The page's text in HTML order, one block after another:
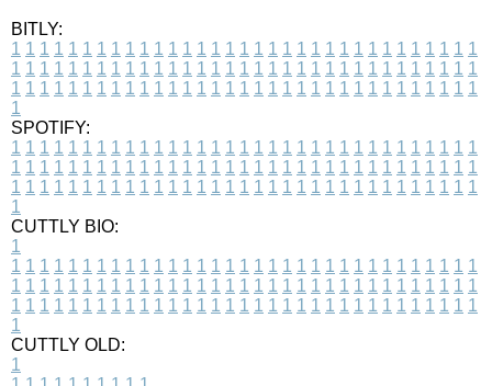
BITLY:
1 1 1 1 1 1 1 1 1 1 1 1 1 1 1 1 1 1 1 1 1 1 1 1 1 1 1 1 1 1 1 1 1
1 1 1 1 1 1 1 1 1 1 1 1 1 1 1 1 1 1 1 1 1 1 1 1 1 1 1 1 1 1 1 1 1
1 1 1 1 1 1 1 1 1 1 1 1 1 1 1 1 1 1 1 1 1 1 1 1 1 1 1 1 1 1 1 1 1
1
SPOTIFY:
1 1 1 1 1 1 1 1 1 1 1 1 1 1 1 1 1 1 1 1 1 1 1 1 1 1 1 1 1 1 1 1 1
1 1 1 1 1 1 1 1 1 1 1 1 1 1 1 1 1 1 1 1 1 1 1 1 1 1 1 1 1 1 1 1 1
1 1 1 1 1 1 1 1 1 1 1 1 1 1 1 1 1 1 1 1 1 1 1 1 1 1 1 1 1 1 1 1 1
1
CUTTLY BIO:
1
1 1 1 1 1 1 1 1 1 1 1 1 1 1 1 1 1 1 1 1 1 1 1 1 1 1 1 1 1 1 1 1 1
1 1 1 1 1 1 1 1 1 1 1 1 1 1 1 1 1 1 1 1 1 1 1 1 1 1 1 1 1 1 1 1 1
1 1 1 1 1 1 1 1 1 1 1 1 1 1 1 1 1 1 1 1 1 1 1 1 1 1 1 1 1 1 1 1 1
1
CUTTLY OLD:
1